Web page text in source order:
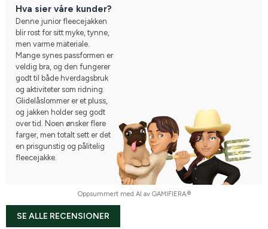
Hva sier våre kunder?
Denne junior fleecejakken
blir rost for sitt myke, tynne,
men varme materiale.
Mange synes passformen er
veldig bra, og den fungerer
godt til både hverdagsbruk
og aktiviteter som ridning.
Glidelåslommer er et pluss,
og jakken holder seg godt
over tid. Noen ønsker flere
farger, men totalt sett er det
en prisgunstig og pålitelig
fleecejakke.
Oppsummert med AI av GAMIFIERA.®
SE ALLE RECENSIONER